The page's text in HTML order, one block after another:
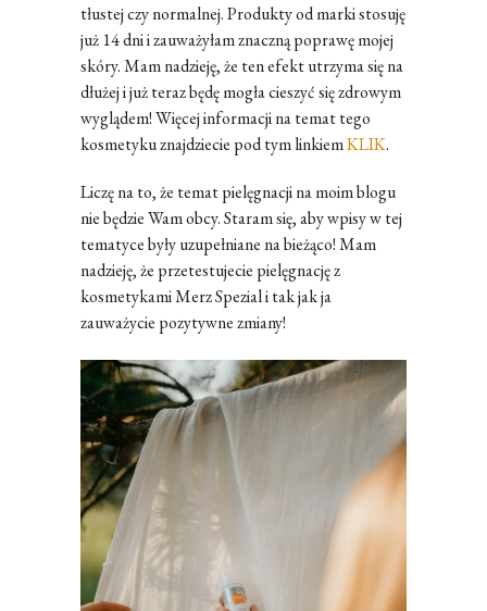
tłustej czy normalnej. Produkty od marki stosuję
już 14 dni i zauważyłam znaczną poprawę mojej
skóry. Mam nadzieję, że ten efekt utrzyma się na
dłużej i już teraz będę mogła cieszyć się zdrowym
wyglądem! Więcej informacji na temat tego
kosmetyku znajdziecie pod tym linkiemKLIK.
Liczę na to, że temat pielęgnacji na moim blogu
nie będzie Wam obcy. Staram się, aby wpisy w tej
tematyce były uzupełniane na bieżąco! Mam
nadzieję, że przetestujecie pielęgnację z
kosmetykami Merz Spezial i tak jak ja
zauważycie pozytywne zmiany!